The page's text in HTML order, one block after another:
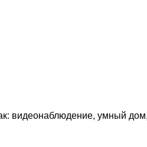
видеонаблюдение, умный